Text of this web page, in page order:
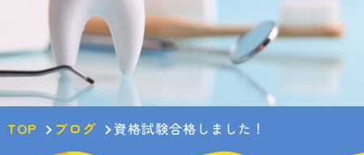
TOP ブログ 資格試験合格しました！